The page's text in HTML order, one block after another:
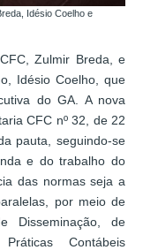
Idésio Coelho e
Zulmir Breda, e
Idésio Coelho, que
do GA. A nova
CFC nº 32, de 22
pauta, seguindo-se
e do trabalho do
das normas seja a
por meio de
Disseminação, de
Contábeis